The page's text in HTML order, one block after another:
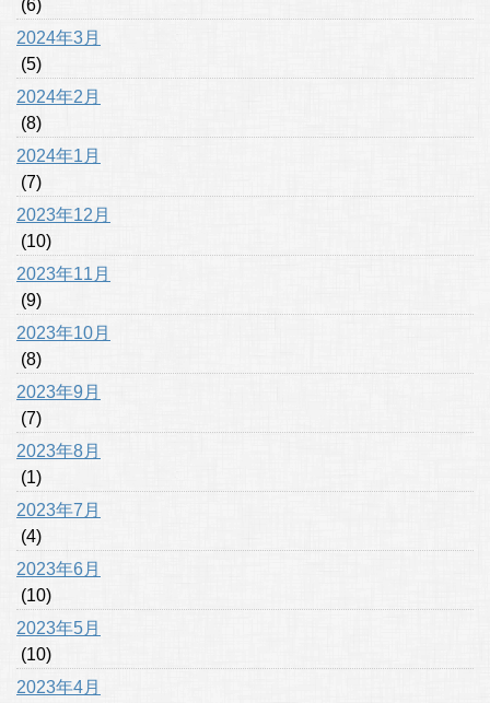
(6)
2024年3月
(5)
2024年2月
(8)
2024年1月
(7)
2023年12月
(10)
2023年11月
(9)
2023年10月
(8)
2023年9月
(7)
2023年8月
(1)
2023年7月
(4)
2023年6月
(10)
2023年5月
(10)
2023年4月